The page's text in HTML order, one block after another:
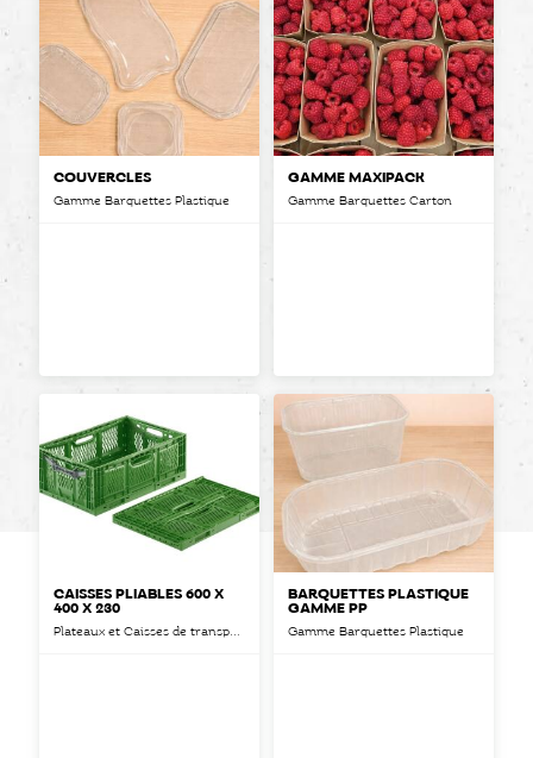
COUVERCLES
Gamme Barquettes Plastique
GAMME MAXIPACK
Gamme Barquettes Carton
CAISSES PLIABLES 600 X
400 X 230
Plateaux et Caisses de transport
BARQUETTES PLASTIQUE
GAMME PP
Gamme Barquettes Plastique